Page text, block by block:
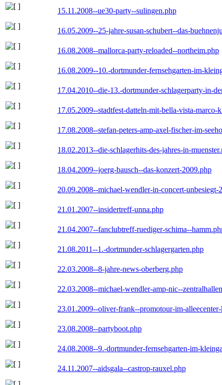
15.11.2008--ue30-party--sulingen.php
16.05.2009--25-jahre-susan-schubert--das-
16.08.2008--mallorca-party-reloaded--northeim.php
16.08.2009--10.-dortmunder-fernsehgarten-im-
17.04.2010--die-13.-dortmunder-schlagerparty-in-
17.05.2009--stadtfest-datteln-mit-bella-vista-marco-
17.08.2008--stefan-peters-amp-axel-fischer-im-
18.02.2013--die-schlagerhits-des-jahres-in-
18.04.2009--joerg-bausch--das-konzert-2009.php
20.09.2008--michael-wendler-in-concert-unbesiegt-
21.01.2007--insidertreff-unna.php
21.04.2007--fanclubtreff-ruediger-schima--
21.08.2011--1.-dortmunder-schlagergarten.php
22.03.2008--8-jahre-news-oberberg.php
22.03.2008--michael-wendler-amp-nic--
23.01.2009--oliver-frank--promotour-im-
23.08.2008--partyboot.php
24.08.2008--9.-dortmunder-fernsehgarten-im-
24.11.2007--aidsgala--castrop-rauxel.php